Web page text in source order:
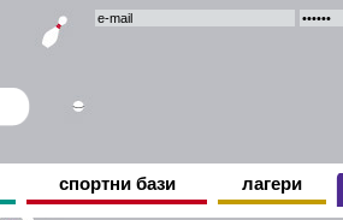
спортни бази лагери